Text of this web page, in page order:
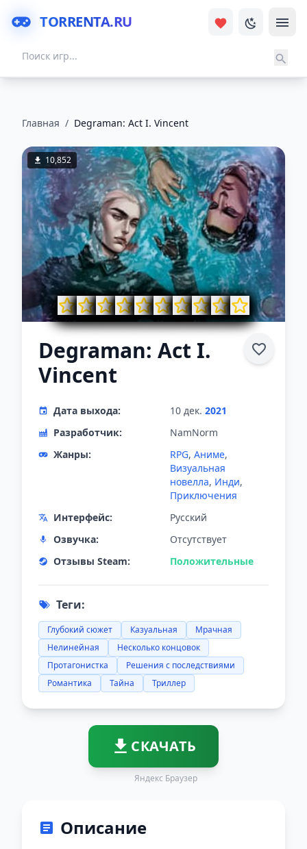
TORRENTA.RU
Главная / Degraman: Act I. Vincent
10,852
Degraman: Act I.
Vincent
Дата выхода: 10 дек. 2021
Разработчик:
NamNorm
Жанры:
RPG, Аниме,
Визуальная
новелла, Инди,
Приключения
Интерфейс:
Русский
Озвучка:
Отсутствует
Отзывы Steam:
Положительные
Теги:
Глубокий сюжет Казуальная
Мрачная
Нелинейная
Несколько концовок
Протагонистка
Решения с последствиями
Романтика
Тайна Триллер
СКАЧАТЬ
Яндекс Браузер
Описание